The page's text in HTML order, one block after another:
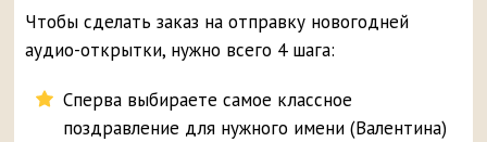
Чтобы сделать заказ на отправку новогодней
аудио-открытки, нужно всего 4 шага:
Сперва выбираете самое классное
поздравление для нужного имени (Валентина)